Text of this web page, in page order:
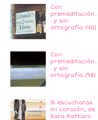
Con
premeditación..
. y sin
ortografía (40)
Con
premeditación..
. y sin
ortografía (93)
Si escucharas
mi corazón, de
Sara Rattaro